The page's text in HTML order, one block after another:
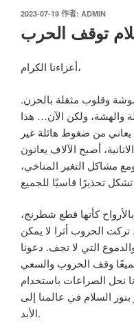
發
於
2023-07-19 作者: ADMIN
توقف الحرب
أعزاءنا الكرام،
وقلوب مثقلة بالحزن.
والهشة، ولكن الآن… هذا
يعاني من ضغوط هائلة غير
أصبح الآلاف يعانون
مشاكل التغير المناخي،
كأنها قطع شطرنج،
الحروب أثرا لا يمكن
التي لا تجف. دعونا
وقف الحروب والسعي
نحل الصراعات باستخدام
السلام في عالمنا إلى
الأبد.